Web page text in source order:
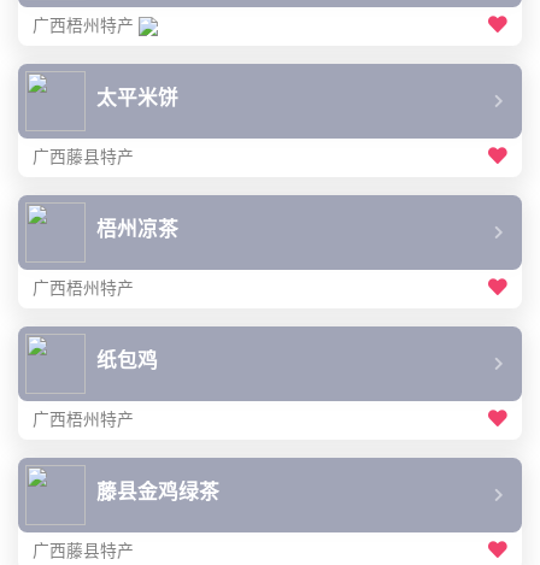
广西梧州特产
太平米饼
广西藤县特产
梧州凉茶
广西梧州特产
纸包鸡
广西梧州特产
藤县金鸡绿茶
广西藤县特产